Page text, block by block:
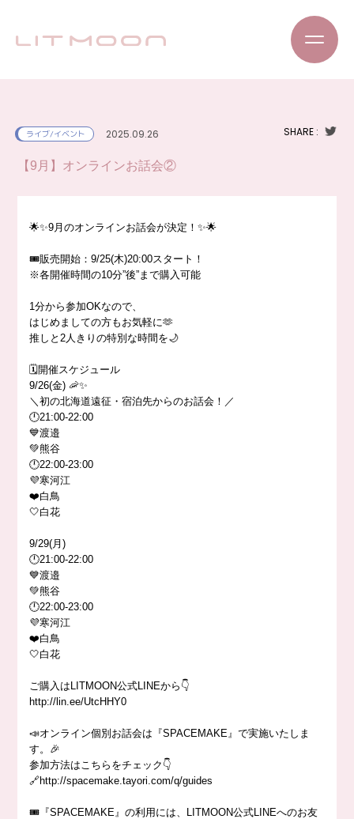
ライブ/イベント 2025.09.26 SHARE :
【9月】オンラインお話会②
🌟✨9月のオンラインお話会が決定！✨🌟
🎟販売開始：9/25(木)20:00スタート！
※各開催時間の10分”後”まで購入可能
1分から参加OKなので、
はじめましての方もお気軽に🫶
推しと2人きりの特別な時間を🌙
🗓開催スケジュール
9/26(金) 🦐✨
＼初の北海道遠征・宿泊先からのお話会！／
🕛21:00-22:00
💙渡邉
💚熊谷
🕛22:00-23:00
💜寒河江
❤️白鳥
🤍白花
9/29(月)
🕛21:00-22:00
💙渡邉
💚熊谷
🕛22:00-23:00
💜寒河江
❤️白鳥
🤍白花
ご購入はLITMOON公式LINEから👇
http://lin.ee/UtcHHY0
📣オンライン個別お話会は『SPACEMAKE』で実施いたしま
す。🎉
参加方法はこちらをチェック👇
🔗http://spacemake.tayori.com/q/guides
🎟『SPACEMAKE』の利用には、LITMOON公式LINEへのお友